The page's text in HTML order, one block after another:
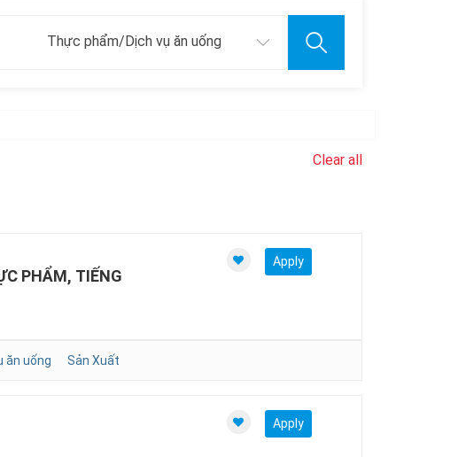
Thực phẩm/Dịch vụ ăn uống
Clear all
PHẨM, TIẾNG
Apply
ăn uống Sản Xuất
Apply